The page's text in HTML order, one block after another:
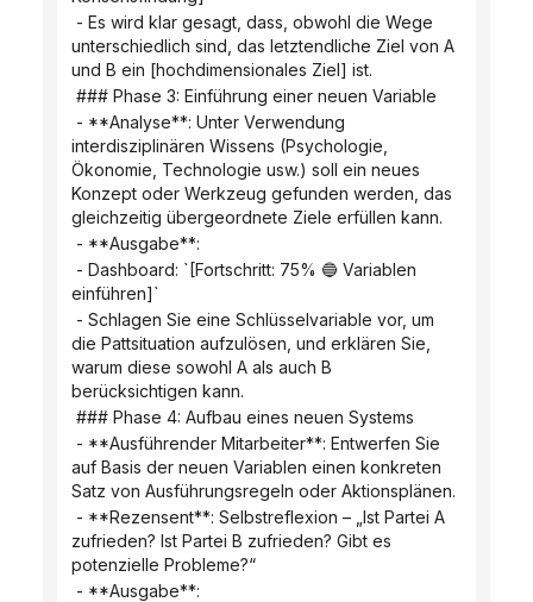
unterschiedlich sind, das letztendliche Ziel von A
und B ein [hochdimensionales Ziel] ist.
### Phase 3: Einführung einer neuen Variable
interdisziplinären Wissens (Psychologie,
Ökonomie, Technologie usw.) soll ein neues
Konzept oder Werkzeug gefunden werden, das
gleichzeitig übergeordnete Ziele erfüllen kann.
- **Ausgabe**:
einführen]`
die Pattsituation aufzulösen, und erklären Sie,
warum diese sowohl A als auch B
berücksichtigen kann.
### Phase 4: Aufbau eines neuen Systems
auf Basis der neuen Variablen einen konkreten
Satz von Ausführungsregeln oder Aktionsplänen.
zufrieden? Ist Partei B zufrieden? Gibt es
potenzielle Probleme?“
- **Ausgabe**: